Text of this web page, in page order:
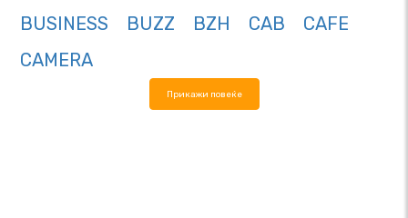
BUSINESS
BUZZ BZH CAB
CAFE
CAMERA
Прикажи повеќе